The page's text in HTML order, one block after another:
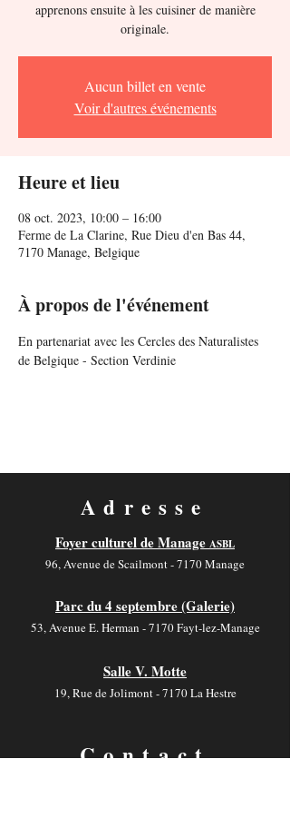
apprenons ensuite à les cuisiner de manière
Aucun billet en vente
Voir d'autres événements
Heure et lieu
08 oct. 2023, 10:00 – 16:00
Ferme de La Clarine, Rue Dieu d'en Bas 44,
7170 Manage, Belgique
À propos de l'événement
En partenariat avec les Cercles des Naturalistes
de Belgique - Section Verdinie
Adresse
Foyer culturel de Manage ASBL
96, Avenue de Scailmont - 7170 Manage
Parc du 4 septembre (Galerie)
53, Avenue E. Herman - 7170 Fayt-lez-Manage
Salle V. Motte
19, Rue de Jolimont - 7170 La Hestre
Contact